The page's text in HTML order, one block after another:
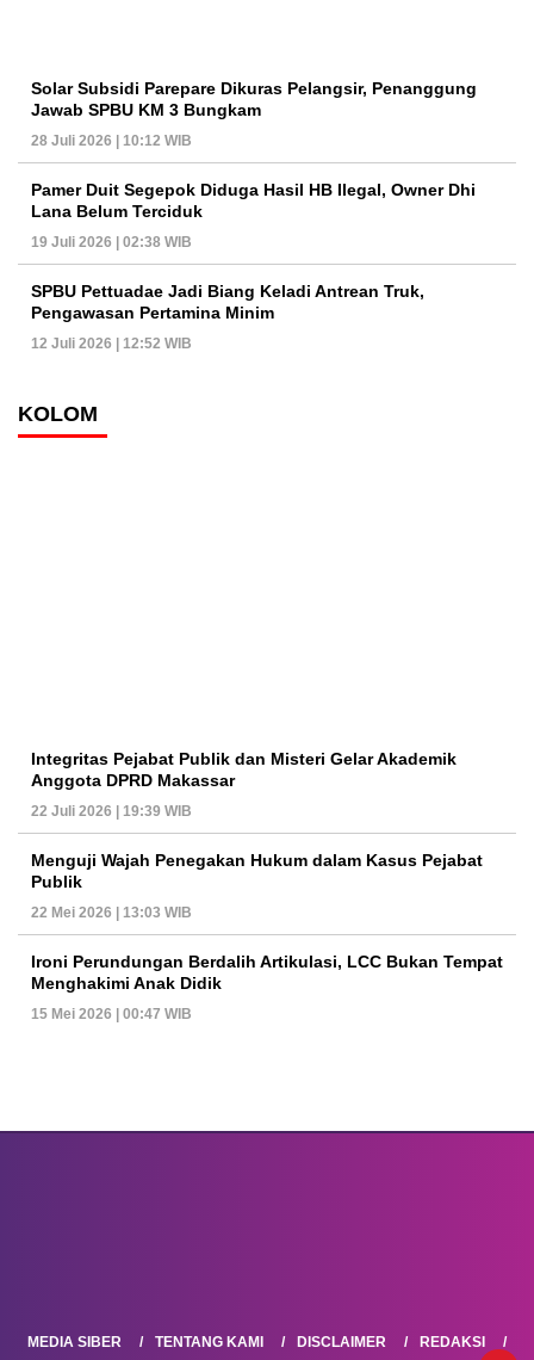
Solar Subsidi Parepare Dikuras Pelangsir, Penanggung
Jawab SPBU KM 3 Bungkam
28 Juli 2026 | 10:12 WIB
Pamer Duit Segepok Diduga Hasil HB Ilegal, Owner Dhi
Lana Belum Terciduk
19 Juli 2026 | 02:38 WIB
SPBU Pettuadae Jadi Biang Keladi Antrean Truk,
Pengawasan Pertamina Minim
12 Juli 2026 | 12:52 WIB
KOLOM
Integritas Pejabat Publik dan Misteri Gelar Akademik
Anggota DPRD Makassar
22 Juli 2026 | 19:39 WIB
Menguji Wajah Penegakan Hukum dalam Kasus Pejabat
Publik
22 Mei 2026 | 13:03 WIB
Ironi Perundungan Berdalih Artikulasi, LCC Bukan Tempat
Menghakimi Anak Didik
15 Mei 2026 | 00:47 WIB
MEDIA SIBER TENTANG KAMI DISCLAIMER REDAKSI